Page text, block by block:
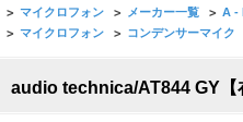
> マイクロフォン > メーカー一覧 > A - I
> マイクロフォン > コンデンサーマイク
audio technica/AT844 GY【